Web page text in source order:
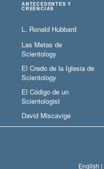
ANTECEDENTES Y
CREENCIAS
L. Ronald Hubbard
Las Metas de
Scientology
El Credo de la Iglesia de
Scientology
El Código de un
Scientologist
David Miscavige
English |